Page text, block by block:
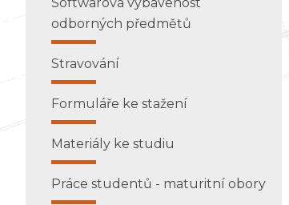
odborných předmětů
Stravování
Formuláře ke stažení
Materiály ke studiu
Práce studentů - maturitní obory